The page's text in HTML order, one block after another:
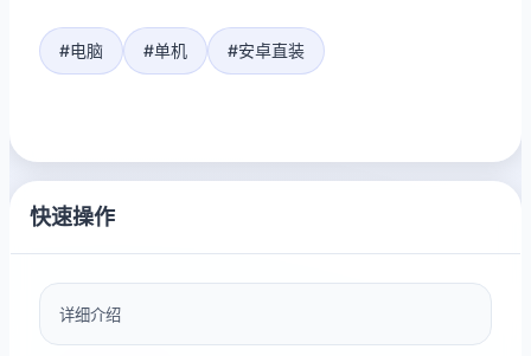
#电脑 #单机 #安卓直装
快速操作
详细介绍